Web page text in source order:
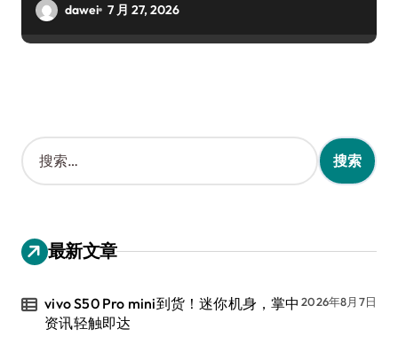
dawei 7 月 27, 2026
搜
索
：
最新文章
vivo S50 Pro mini到货！迷你机身，掌中
资讯轻触即达
2026年8月7日